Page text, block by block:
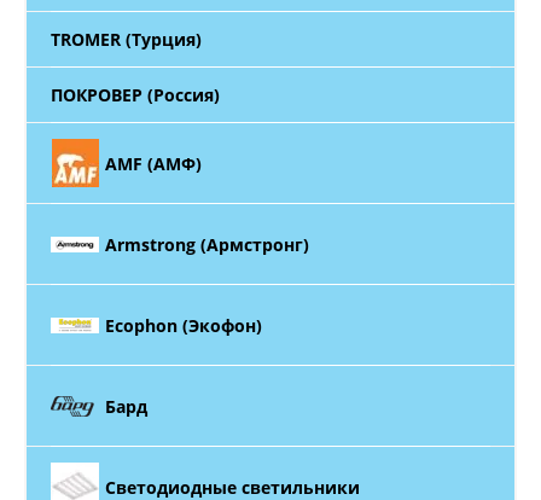
TROMER (Турция)
ПОКРОВЕР (Россия)
AMF (АМФ)
Armstrong (Армстронг)
Ecophon (Экофон)
Бард
Светодиодные светильники